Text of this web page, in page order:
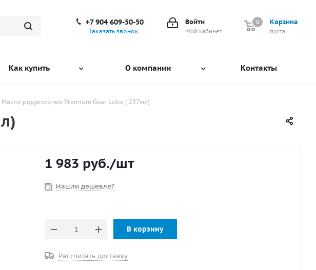
Корзина
0
пуста
0
Войти
Мой кабинет
+7 904 609-50-50
Заказать звонок
Как купить О компании Контакты
Масло редукторное Premium Gear Lube ( 237мл)
1 983 руб./шт
Нашли дешевле?
В корзину
Рассчитать доставку